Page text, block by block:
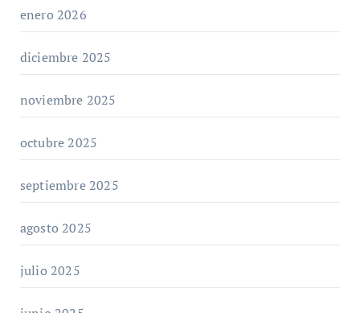
enero 2026
diciembre 2025
noviembre 2025
octubre 2025
septiembre 2025
agosto 2025
julio 2025